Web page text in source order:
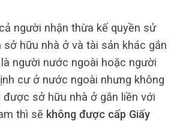
người nhận thừa kế quyền sử
sở hữu nhà ở và tài sản khác gắn
người nước ngoài hoặc người
cư ở nước ngoài nhưng không
sở hữu nhà ở gắn liền với
thì sẽ không được cấp Giấy